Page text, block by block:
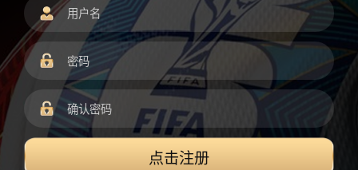
点击注册